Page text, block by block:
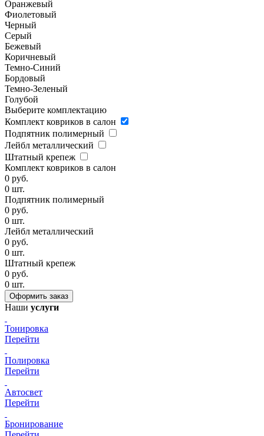
Оранжевый
Фиолетовый
Черный
Серый
Бежевый
Коричневый
Темно-Синий
Бордовый
Темно-Зеленый
Голубой
Выберите комплектацию
Комплект ковриков в салон
Подпятник полимерный
Лейбл металлический
Штатный крепеж
Комплект ковриков в салон
0 руб.
0 шт.
Подпятник полимерный
0 руб.
0 шт.
Лейбл металлический
0 руб.
0 шт.
Штатный крепеж
0 руб.
0 шт.
Наши услуги
Тонировка
Перейти
Полировка
Перейти
Автосвет
Перейти
Бронирование